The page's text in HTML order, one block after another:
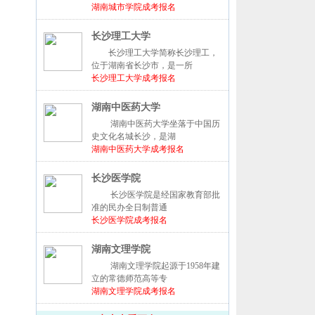
湖南城市学院成考报名
长沙理工大学
长沙理工大学简称长沙理工，
位于湖南省长沙市，是一所
长沙理工大学成考报名
湖南中医药大学
湖南中医药大学坐落于中国历
史文化名城长沙，是湖
湖南中医药大学成考报名
长沙医学院
长沙医学院是经国家教育部批
准的民办全日制普通
长沙医学院成考报名
湖南文理学院
湖南文理学院起源于1958年建
立的常德师范高等专
湖南文理学院成考报名